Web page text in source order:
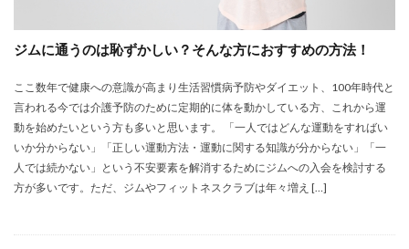
ジムに通うのは恥ずかしい？そんな方におすすめの方法！
ここ数年で健康への意識が高まり生活習慣病予防やダイエット、100年時代と
言われる今では介護予防のために定期的に体を動かしている方、これから運
動を始めたいという方も多いと思います。 「一人ではどんな運動をすればい
いか分からない」「正しい運動方法・運動に関する知識が分からない」「一
人では続かない」という不安要素を解消するためにジムへの入会を検討する
方が多いです。ただ、ジムやフィットネスクラブは年々増え […]